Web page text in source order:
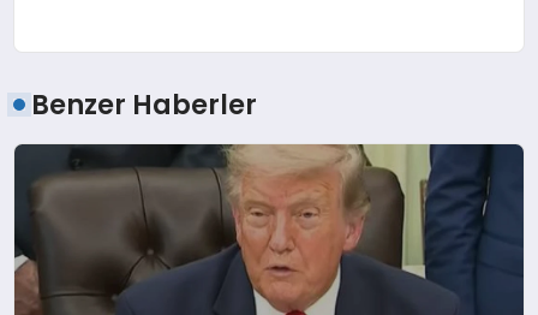
Benzer Haberler